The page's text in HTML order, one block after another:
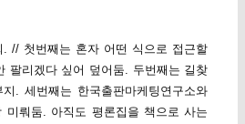
// 첫번째는 혼자 어떤 식으로 접근할
팔리겠다 싶어 덮어둠. 두번째는 길찾
. 세번째는 한국출판마케팅연구소와
미뤄둠. 아직도 평론집을 책으로 사는